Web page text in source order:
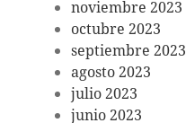
noviembre 2023
octubre 2023
septiembre 2023
agosto 2023
julio 2023
junio 2023